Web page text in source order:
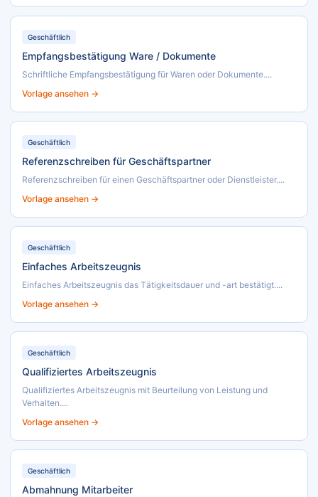
Geschäftlich
Empfangsbestätigung Ware / Dokumente
Schriftliche Empfangsbestätigung für Waren oder Dokumente....
Vorlage ansehen →
Geschäftlich
Referenzschreiben für Geschäftspartner
Referenzschreiben für einen Geschäftspartner oder Dienstleister....
Vorlage ansehen →
Geschäftlich
Einfaches Arbeitszeugnis
Einfaches Arbeitszeugnis das Tätigkeitsdauer und -art bestätigt....
Vorlage ansehen →
Geschäftlich
Qualifiziertes Arbeitszeugnis
Qualifiziertes Arbeitszeugnis mit Beurteilung von Leistung und
Verhalten....
Vorlage ansehen →
Geschäftlich
Abmahnung Mitarbeiter